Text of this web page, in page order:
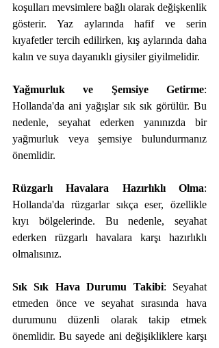
koşulları mevsimlere bağlı olarak değişkenlik
gösterir. Yaz aylarında hafif ve serin
kıyafetler tercih edilirken, kış aylarında daha
kalın ve suya dayanıklı giysiler giyilmelidir.
Yağmurluk ve Şemsiye Getirme:
Hollanda'da ani yağışlar sık sık görülür. Bu
nedenle, seyahat ederken yanınızda bir
yağmurluk veya şemsiye bulundurmanız
önemlidir.
Rüzgarlı Havalara Hazırlıklı Olma:
Hollanda'da rüzgarlar sıkça eser, özellikle
kıyı bölgelerinde. Bu nedenle, seyahat
ederken rüzgarlı havalara karşı hazırlıklı
olmalısınız.
Sık Sık Hava Durumu Takibi: Seyahat
etmeden önce ve seyahat sırasında hava
durumunu düzenli olarak takip etmek
önemlidir. Bu sayede ani değişikliklere karşı